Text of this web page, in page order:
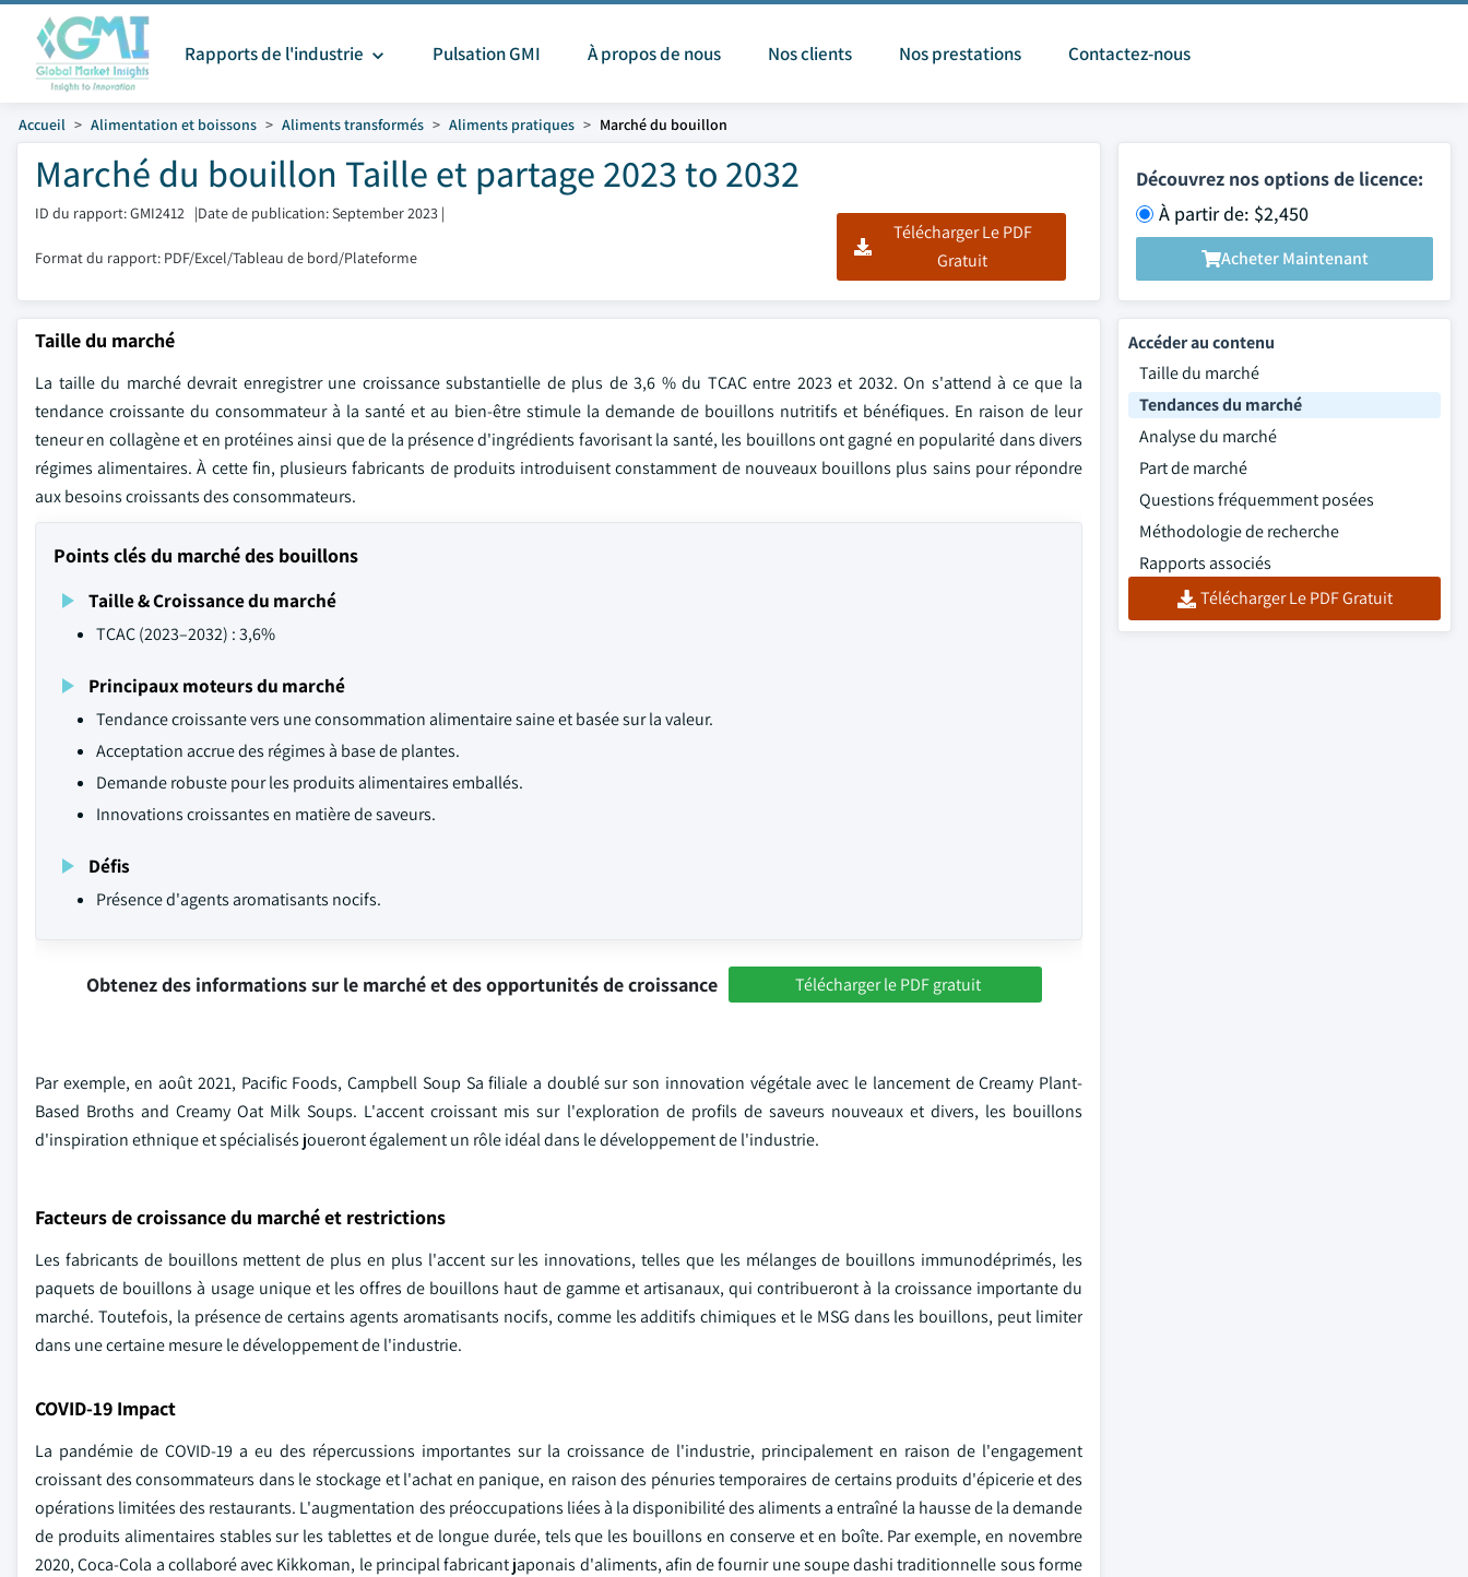
Rapports de l'industrie Pulsation GMI À propos de nous Nos clients Nos prestations Contactez-nous
Accueil Alimentation et boissons Aliments transformés Aliments pratiques Marché du bouillon
Marché du bouillon Taille et partage 2023 to 2032
ID du rapport: GMI2412 |Date de publication: September 2023 |
Format du rapport: PDF/Excel/Tableau de bord/Plateforme
Télécharger Le PDF
Gratuit
Découvrez nos options de licence:
À partir de: $2,450
Acheter Maintenant
Taille du marché
La taille du marché devrait enregistrer une croissance substantielle de plus de 3,6 % du TCAC entre 2023 et 2032. On s'attend à ce que la
tendance croissante du consommateur à la santé et au bien-être stimule la demande de bouillons nutritifs et bénéfiques. En raison de leur
teneur en collagène et en protéines ainsi que de la présence d'ingrédients favorisant la santé, les bouillons ont gagné en popularité dans divers
régimes alimentaires. À cette fin, plusieurs fabricants de produits introduisent constamment de nouveaux bouillons plus sains pour répondre
aux besoins croissants des consommateurs.
Points clés du marché des bouillons
Taille & Croissance du marché
TCAC (2023–2032) : 3,6%
Principaux moteurs du marché
Tendance croissante vers une consommation alimentaire saine et basée sur la valeur.
Acceptation accrue des régimes à base de plantes.
Demande robuste pour les produits alimentaires emballés.
Innovations croissantes en matière de saveurs.
Défis
Présence d'agents aromatisants nocifs.
Obtenez des informations sur le marché et des opportunités de croissance Télécharger le PDF gratuit
Par exemple, en août 2021, Pacific Foods, Campbell Soup Sa filiale a doublé sur son innovation végétale avec le lancement de Creamy Plant-
Based Broths and Creamy Oat Milk Soups. L'accent croissant mis sur l'exploration de profils de saveurs nouveaux et divers, les bouillons
d'inspiration ethnique et spécialisés joueront également un rôle idéal dans le développement de l'industrie.
Facteurs de croissance du marché et restrictions
Les fabricants de bouillons mettent de plus en plus l'accent sur les innovations, telles que les mélanges de bouillons immunodéprimés, les
paquets de bouillons à usage unique et les offres de bouillons haut de gamme et artisanaux, qui contribueront à la croissance importante du
marché. Toutefois, la présence de certains agents aromatisants nocifs, comme les additifs chimiques et le MSG dans les bouillons, peut limiter
dans une certaine mesure le développement de l'industrie.
COVID-19 Impact
La pandémie de COVID-19 a eu des répercussions importantes sur la croissance de l'industrie, principalement en raison de l'engagement
croissant des consommateurs dans le stockage et l'achat en panique, en raison des pénuries temporaires de certains produits d'épicerie et des
opérations limitées des restaurants. L'augmentation des préoccupations liées à la disponibilité des aliments a entraîné la hausse de la demande
de produits alimentaires stables sur les tablettes et de longue durée, tels que les bouillons en conserve et en boîte. Par exemple, en novembre
2020, Coca-Cola a collaboré avec Kikkoman, le principal fabricant japonais d'aliments, afin de fournir une soupe dashi traditionnelle sous forme
Accéder au contenu
Taille du marché
Tendances du marché
Analyse du marché
Part de marché
Questions fréquemment posées
Méthodologie de recherche
Rapports associés
Télécharger Le PDF Gratuit